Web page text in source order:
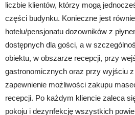
liczbie klientów, którzy mogą
części budynku. Konieczne jest
hotelu/pensjonatu dozowników z
dostępnych dla gości, a w
obiektu, w obszarze recepcji, przy
gastronomicznych oraz przy wyjściu
zapewnienie możliwości zakupu
recepcji. Po każdym kliencie zaleca
pokoju i dezynfekcję wszystkich